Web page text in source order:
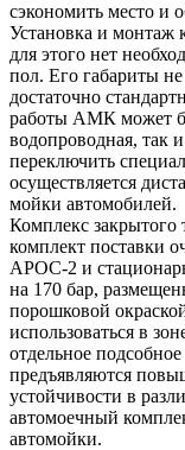
сэкономить место и
Установка и монтаж
для этого нет
пол. Его габариты
достаточно
работы АМК может
водопроводная, так
переключить
осуществляется
мойки автомобилей.
Комплекс
комплект поставки
АРОС-2 и
на 170 бар,
порошковой
использоваться в
отдельное
предъявляются
устойчивости в
автомоечный
автомойки.